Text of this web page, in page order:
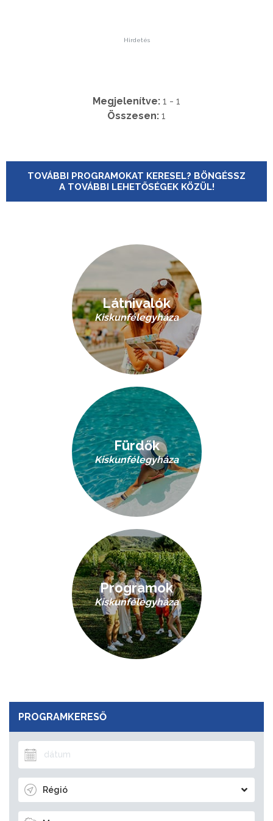
PROGRAMKERESŐ
Régió
Hirdetés
Megjelenítve: 1 - 1
Összesen: 1
TOVÁBBI PROGRAMOKAT KERESEL? BÖNGÉSSZ
A TOVÁBBI LEHETŐSÉGEK KÖZÜL!
Látnivalók
Kiskunfélegyháza
Fürdők
Kiskunfélegyháza
Programok
Kiskunfélegyháza